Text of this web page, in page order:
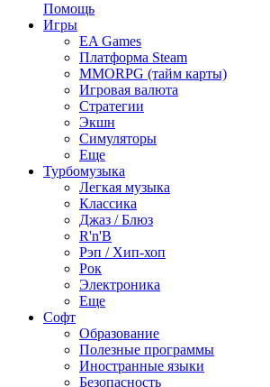
Помощь
Игры
EA Games
Платформа Steam
MMORPG (тайм карты)
Игровая валюта
Стратегии
Экшн
Симуляторы
Еще
Турбомузыка
Легкая музыка
Классика
Джаз / Блюз
R'n'B
Рэп / Хип-хоп
Рок
Электроника
Еще
Софт
Образование
Полезные программы
Иностранные языки
Безопасность